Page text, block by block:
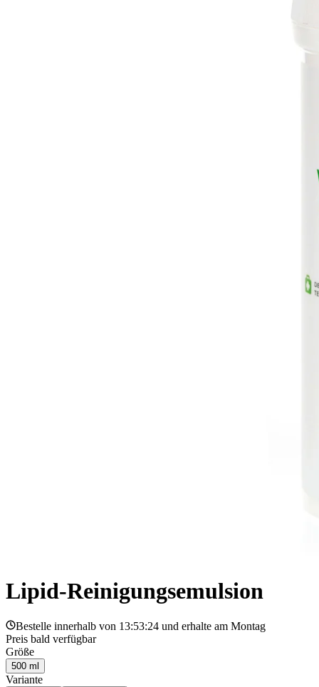
Lipid-Reinigungsemulsion
Bestelle innerhalb von 13:53:24 und erhalte am Montag
Preis bald verfügbar
Größe
500 ml
Variante